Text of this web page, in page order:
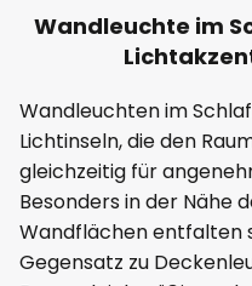
Wandleuchte im
Wandleuchten im
Lichtinseln, die den
gleichzeitig für
Besonders in der Nähe
Wandflächen entfalten
Gegensatz zu